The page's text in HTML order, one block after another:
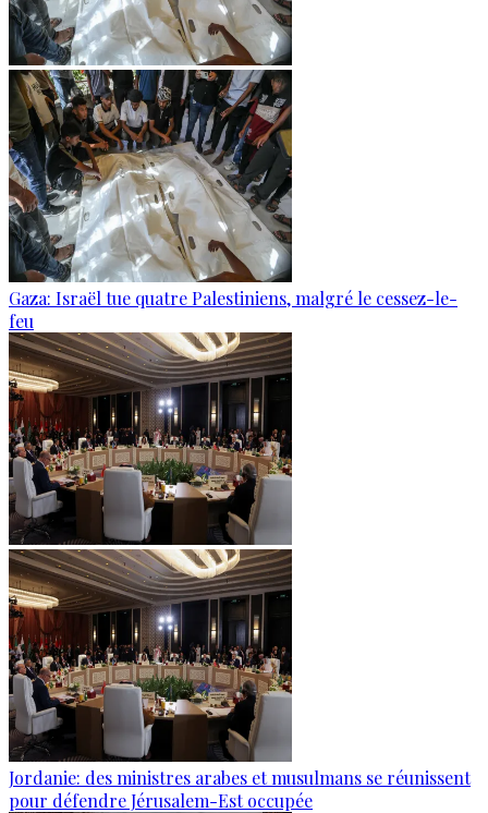
Gaza: Israël tue quatre Palestiniens, malgré le cessez-le-
feu
Jordanie: des ministres arabes et musulmans se réunissent
pour défendre Jérusalem-Est occupée